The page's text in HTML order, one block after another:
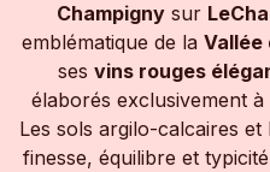
Champignysur
emblématique de la Vallée
ses vins rouges
élaborés exclusivement
Les sols argilo-calcaires
finesse, équilibre et